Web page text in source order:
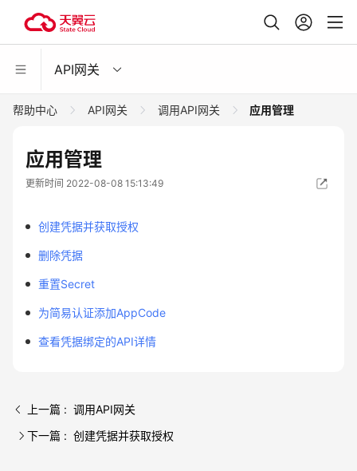
API网关
帮助中心 API网关 调用API网关 应用管理
应用管理
更新时间 2022-08-08 15:13:49
创建凭据并获取授权
删除凭据
重置Secret
为简易认证添加AppCode
查看凭据绑定的API详情
上一篇 : 调用API网关
下一篇 : 创建凭据并获取授权